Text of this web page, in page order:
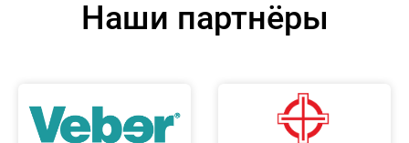
Наши партнёры